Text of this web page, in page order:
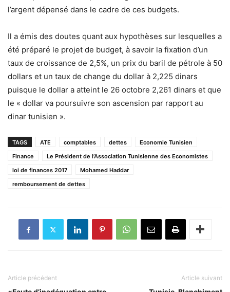
l’argent dépensé dans le cadre de ces budgets.
Il a émis des doutes quant aux hypothèses sur lesquelles a
été préparé le projet de budget, à savoir la fixation d’un
taux de croissance de 2,5%, un prix du baril de pétrole à 50
dollars et un taux de change du dollar à 2,225 dinars
puisque le dollar a atteint le 26 octobre 2,261 dinars et que
le « dollar va poursuivre son ascension par rapport au
dinar tunisien ».
TAGS ATE comptables dettes
Economie Tunisien
Finance
Le Président de l’Association Tunisienne des Economistes
loi de finances 2017
Mohamed Haddar
remboursement de dettes
Article précédent Article suivant